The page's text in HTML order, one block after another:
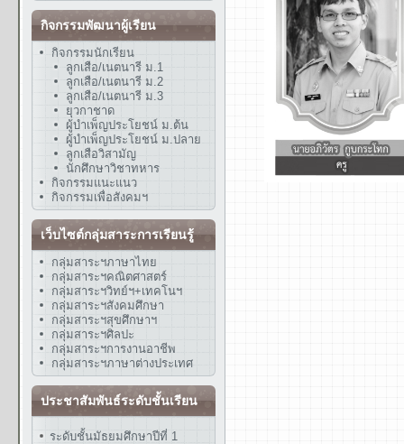
กิจกรรมพัฒนาผู้เรียน
กิจกรรมนักเรียน
ลูกเสือ/เนตนารี ม.1
ลูกเสือ/เนตนารี ม.2
ลูกเสือ/เนตนารี ม.3
ยุวกาชาด
ผู้บำเพ็ญประโยชน์ ม.ต้น
ผู้บำเพ็ญประโยชน์ ม.ปลาย
ลูกเสือวิสามัญ
นักศึกษาวิชาทหาร
กิจกรรมแนะแนว
กิจกรรมเพื่อสังคมฯ
เว็บไซต์กลุ่มสาระการเรียนรู้
กลุ่มสาระฯภาษาไทย
กลุ่มสาระฯคณิตศาสตร์
กลุ่มสาระฯวิทย์ฯ+เทคโนฯ
กลุ่มสาระฯสังคมศึกษา
กลุ่มสาระฯสุขศึกษาฯ
กลุ่มสาระฯศิลปะ
กลุ่มสาระฯการงานอาชีพ
กลุ่มสาระฯภาษาต่างประเทศ
ประชาสัมพันธ์ระดับชั้นเรียน
ระดับชั้นมัธยมศึกษาปีที่ 1